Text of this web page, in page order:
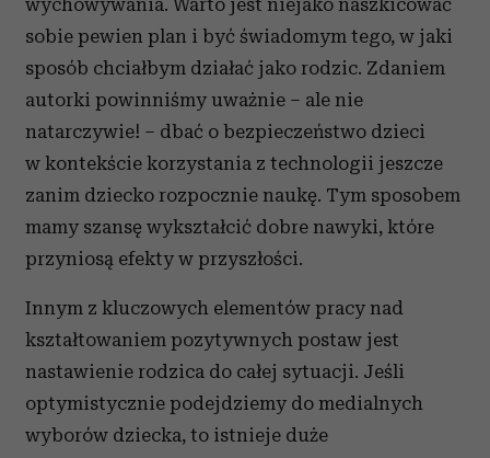
sobie pewien plan i być świadomym tego, w jaki
sposób chciałbym działać jako rodzic. Zdaniem
autorki powinniśmy uważnie – ale nie
natarczywie! – dbać o bezpieczeństwo dzieci
w kontekście korzystania z technologii jeszcze
zanim dziecko rozpocznie naukę. Tym sposobem
mamy szansę wykształcić dobre nawyki, które
przyniosą efekty w przyszłości.
Innym z kluczowych elementów pracy nad
kształtowaniem pozytywnych postaw jest
nastawienie rodzica do całej sytuacji. Jeśli
optymistycznie podejdziemy do medialnych
wyborów dziecka, to istnieje duże